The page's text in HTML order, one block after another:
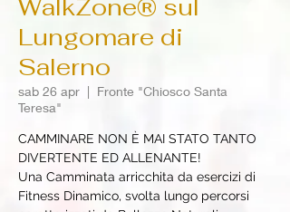
WalkZone® sul
Lungomare di
Salerno
sab 26 apr
  |
Fronte "Chiosco Santa
Teresa"
CAMMINARE NON È MAI STATO TANTO
DIVERTENTE ED ALLENANTE!
Una Camminata arricchita da esercizi di
Fitness Dinamico, svolta lungo percorsi